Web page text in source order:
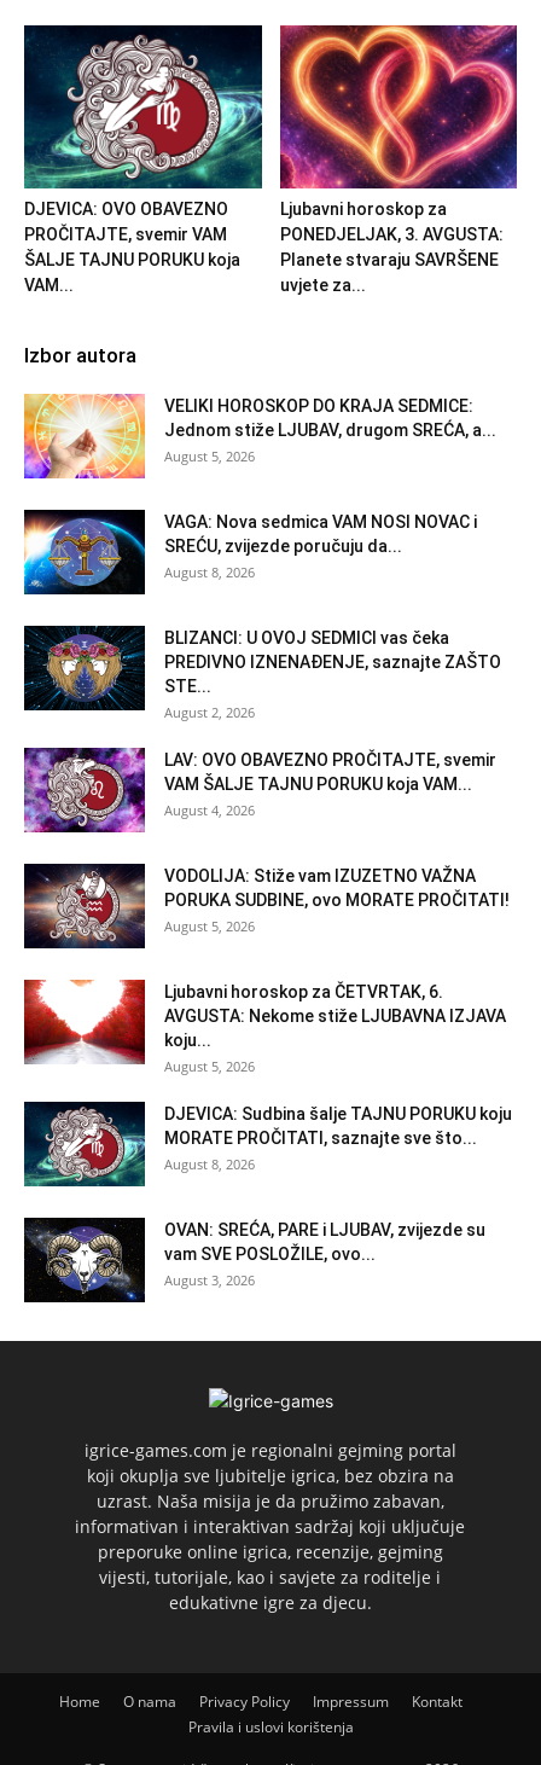
DJEVICA: OVO OBAVEZNO
PROČITAJTE, svemir VAM
ŠALJE TAJNU PORUKU koja
VAM...
Ljubavni horoskop za
PONEDJELJAK, 3. AVGUSTA:
Planete stvaraju SAVRŠENE
uvjete za...
Izbor autora
VELIKI HOROSKOP DO KRAJA SEDMICE:
Jednom stiže LJUBAV, drugom SREĆA, a...
August 5, 2026
VAGA: Nova sedmica VAM NOSI NOVAC i
SREĆU, zvijezde poručuju da...
August 8, 2026
BLIZANCI: U OVOJ SEDMICI vas čeka
PREDIVNO IZNENAĐENJE, saznajte ZAŠTO
STE...
August 2, 2026
LAV: OVO OBAVEZNO PROČITAJTE, svemir
VAM ŠALJE TAJNU PORUKU koja VAM...
August 4, 2026
VODOLIJA: Stiže vam IZUZETNO VAŽNA
PORUKA SUDBINE, ovo MORATE PROČITATI!
August 5, 2026
Ljubavni horoskop za ČETVRTAK, 6.
AVGUSTA: Nekome stiže LJUBAVNA IZJAVA
koju...
August 5, 2026
DJEVICA: Sudbina šalje TAJNU PORUKU koju
MORATE PROČITATI, saznajte sve što...
August 8, 2026
OVAN: SREĆA, PARE i LJUBAV, zvijezde su
vam SVE POSLOŽILE, ovo...
August 3, 2026
igrice-games.com je regionalni gejming portal
koji okuplja sve ljubitelje igrica, bez obzira na
uzrast. Naša misija je da pružimo zabavan,
informativan i interaktivan sadržaj koji uključuje
preporuke online igrica, recenzije, gejming
vijesti, tutorijale, kao i savjete za roditelje i
edukativne igre za djecu.
Home O nama Privacy Policy Impressum
Kontakt
Pravila i uslovi korištenja